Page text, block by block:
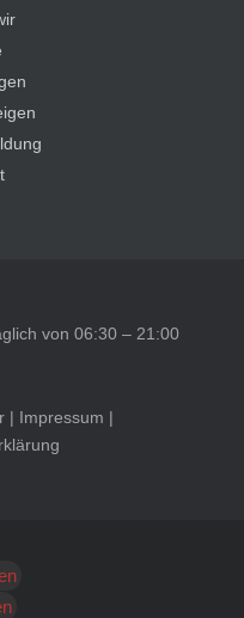
von 06:30 – 21:00
| Impressum |
und Erfahrungen zu